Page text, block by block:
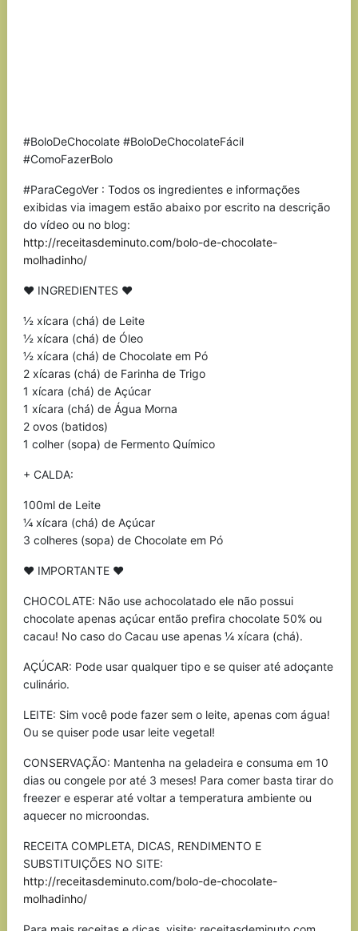
#BoloDeChocolate #BoloDeChocolateFácil
#ComoFazerBolo
#ParaCegoVer : Todos os ingredientes e informações
exibidas via imagem estão abaixo por escrito na descrição
do vídeo ou no blog:
http://receitasdeminuto.com/bolo-de-chocolate-
molhadinho/
♥ INGREDIENTES ♥
½ xícara (chá) de Leite
½ xícara (chá) de Óleo
½ xícara (chá) de Chocolate em Pó
2 xícaras (chá) de Farinha de Trigo
1 xícara (chá) de Açúcar
1 xícara (chá) de Água Morna
2 ovos (batidos)
1 colher (sopa) de Fermento Químico
+ CALDA:
100ml de Leite
¼ xícara (chá) de Açúcar
3 colheres (sopa) de Chocolate em Pó
♥ IMPORTANTE ♥
CHOCOLATE: Não use achocolatado ele não possui
chocolate apenas açúcar então prefira chocolate 50% ou
cacau! No caso do Cacau use apenas ¼ xícara (chá).
AÇÚCAR: Pode usar qualquer tipo e se quiser até adoçante
culinário.
LEITE: Sim você pode fazer sem o leite, apenas com água!
Ou se quiser pode usar leite vegetal!
CONSERVAÇÃO: Mantenha na geladeira e consuma em 10
dias ou congele por até 3 meses! Para comer basta tirar do
freezer e esperar até voltar a temperatura ambiente ou
aquecer no microondas.
RECEITA COMPLETA, DICAS, RENDIMENTO E
SUBSTITUIÇÕES NO SITE:
http://receitasdeminuto.com/bolo-de-chocolate-
molhadinho/